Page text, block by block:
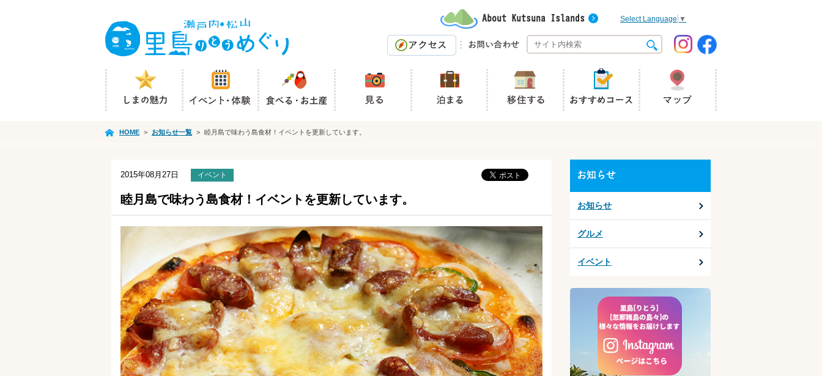
Select Language ▼
HOME > お知らせ一覧 > 睦月島で味わう島食材！イベントを更新しています。
2015年08月27日 イベント
睦月島で味わう島食材！イベントを更新しています。 お知らせ
グルメ
イベント